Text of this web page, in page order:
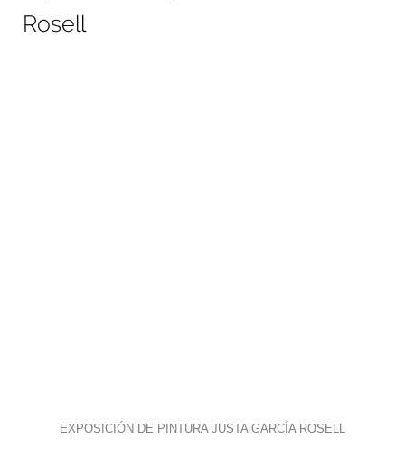
Rosell
EXPOSICIÓN DE PINTURA JUSTA GARCÍA ROSELL